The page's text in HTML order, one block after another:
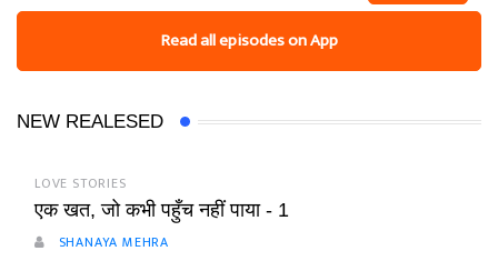
Read all episodes on App
NEW REALESED
LOVE STORIES
एक खत, जो कभी पहुँच नहीं पाया - 1
SHANAYA MEHRA